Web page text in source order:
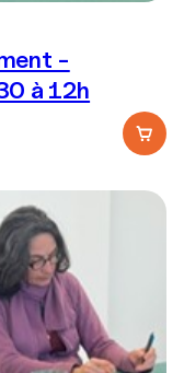
-
à 12h